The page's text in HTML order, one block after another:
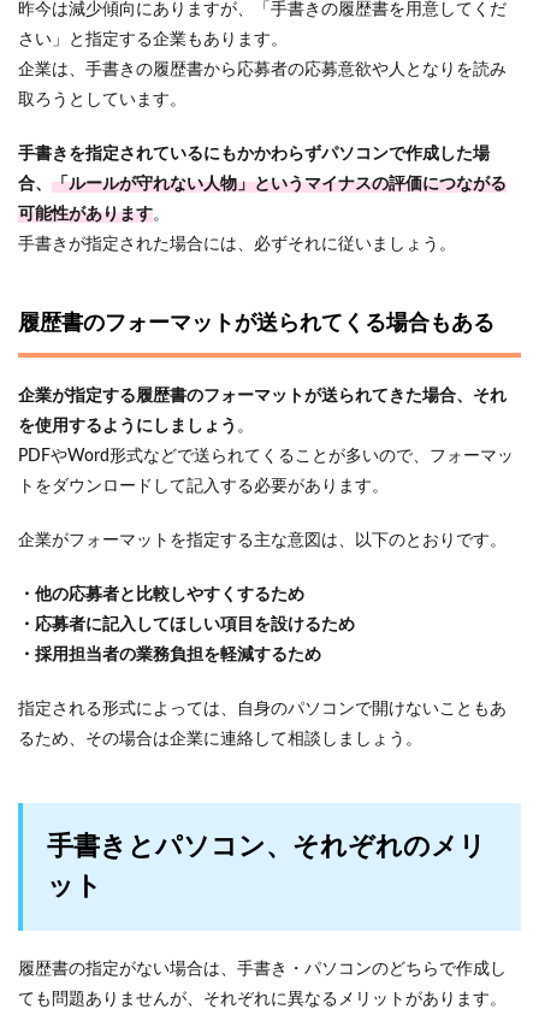
昨今は減少傾向にありますが、「手書きの履歴書を用意してくだ
さい」と指定する企業もあります。
企業は、手書きの履歴書から応募者の応募意欲や人となりを読み
取ろうとしています。
手書きを指定されているにもかかわらずパソコンで作成した場
合、 「ルールが守れない人物」というマイナスの評価につながる
可能性があります。
手書きが指定された場合には、必ずそれに従いましょう。
履歴書のフォーマットが送られてくる場合もある
企業が指定する履歴書のフォーマットが送られてきた場合、それ
を使用するようにしましょう 。
PDFやWord形式などで送られてくることが多いので、フォーマッ
トをダウンロードして記入する必要があります。
企業がフォーマットを指定する主な意図は、以下のとおりです。
・他の応募者と比較しやすくするため
・応募者に記入してほしい項目を設けるため
・採用担当者の業務負担を軽減するため
指定される形式によっては、自身のパソコンで開けないこともあ
るため、その場合は企業に連絡して相談しましょう。
手書きとパソコン、それぞれのメリ
ット
履歴書の指定がない場合は、手書き・パソコンのどちらで作成し
ても問題ありませんが、それぞれに異なるメリットがあります。